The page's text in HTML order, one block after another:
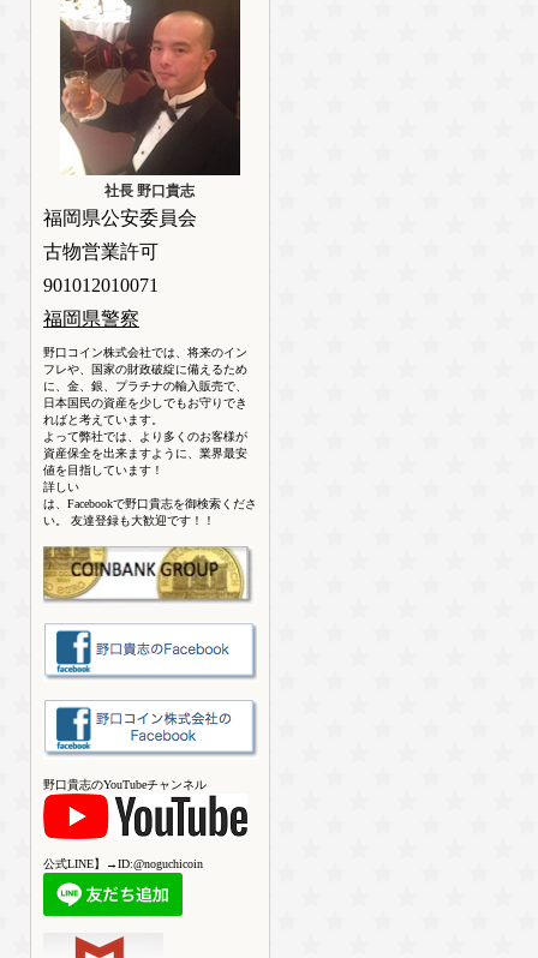
社長 野口貴志
福岡県公安委員会
古物営業許可
901012010071
福岡県警察
野口コイン株式会社では、将来のイン
フレや、国家の財政破綻に備えるため
に、金、銀、プラチナの輸入販売で、
日本国民の資産を少しでもお守りでき
ればと考えています。
よって弊社では、より多くのお客様が
資産保全を出来ますように、業界最安
値を目指しています！
詳しい
は、Facebookで野口貴志を御検索くださ
い。 友達登録も大歓迎です！！
野口貴志のYouTubeチャンネル
公式LINE】→ID:@noguchicoin